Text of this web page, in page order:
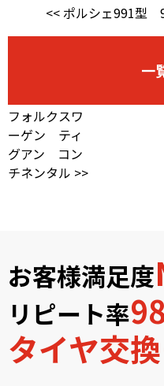
ポルシェ991型
一
フォルクスワ
ーゲン ティ
グアン コン
チネンタル
お客様満足度
リピート率
タイヤ交換